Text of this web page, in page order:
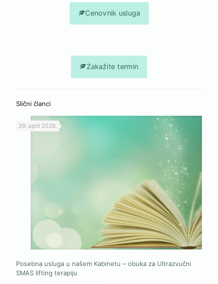
Cenovnik usluga
Zakažite termin
Slični članci
29. april 2026.
Posebna usluga u našem Kabinetu – obuka za Ultrazvučni
SMAS lifting terapiju